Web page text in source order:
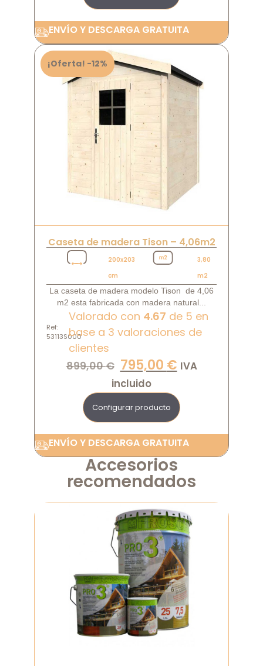
ENVÍO Y DESCARGA GRATUITA
¡Oferta! -12%
Caseta de madera Tison – 4,06m2
200x203
cm
3,80
m2
La caseta de madera modelo Tison de 4,06
m2 esta fabricada con madera natural...
Ref:
53113S000
Valorado con 4.67 de 5 en
base a 3 valoraciones de
clientes
899,00€ 795,00 € IVA
incluido
Configurar producto
ENVÍO Y DESCARGA GRATUITA
Accesorios
recomendados